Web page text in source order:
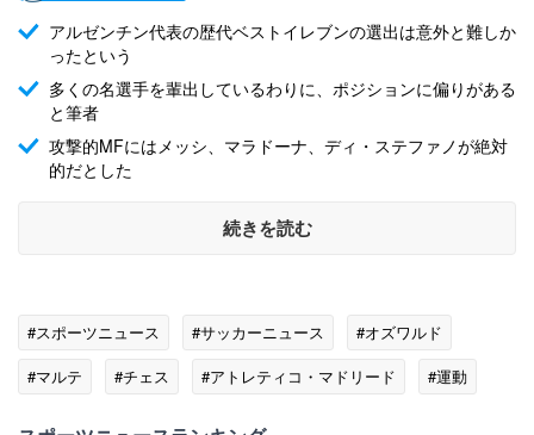
アルゼンチン代表の歴代ベストイレブンの選出は意外と難しか
ったという
多くの名選手を輩出しているわりに、ポジションに偏りがある
と筆者
攻撃的MFにはメッシ、マラドーナ、ディ・ステファノが絶対
的だとした
続きを読む
#スポーツニュース #サッカーニュース
#オズワルド
#マルテ
#チェス #アトレティコ・マドリード
#運動